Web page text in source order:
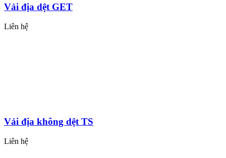
Vải địa dệt GET
Liên hệ
Vải địa không dệt TS
Liên hệ